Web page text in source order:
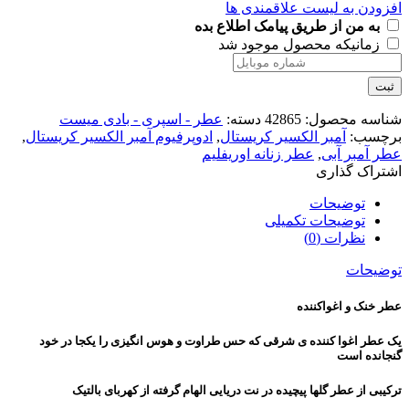
افزودن به لیست علاقمندی ها
به من از طریق پیامک اطلاع بده
زمانیکه محصول موجود شد
ثبت
شناسه محصول: 42865 دسته: عطر - اسپری - بادی میست
برچسب: آمبر الکسیر کریستال, ادوپرفیوم آمبر الکسیر کریستال,
عطر آمبر آبی, عطر زنانه اوریفلیم
اشتراک گذاری
توضیحات
توضیحات تکمیلی
نظرات (0)
توضیحات
عطر خنک و اغواکننده
‌یک عطر اغوا کننده ی شرقی که حس طراوت و هوس انگیزی را یکجا در خود
گنجانده است
ترکیبی از عطر گلها پیچیده در نت دریایی الهام گرفته از کهربای بالتیک ‌